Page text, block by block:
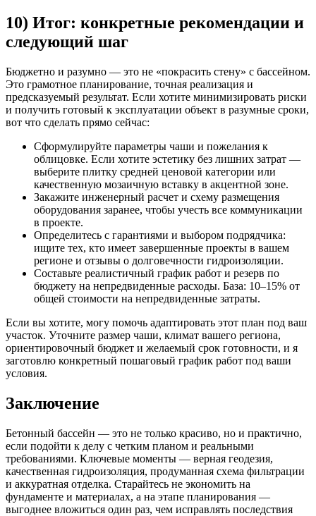
10) Итог: конкретные рекомендации и
следующий шаг
Бюджетно и разумно — это не «покрасить стену» с бассейном.
Это грамотное планирование, точная реализация и
предсказуемый результат. Если хотите минимизировать риски
и получить готовый к эксплуатации объект в разумные сроки,
вот что сделать прямо сейчас:
Сформулируйте параметры чаши и пожелания к
облицовке. Если хотите эстетику без лишних затрат —
выберите плитку средней ценовой категории или
качественную мозаичную вставку в акцентной зоне.
Закажите инженерный расчет и схему размещения
оборудования заранее, чтобы учесть все коммуникации
в проекте.
Определитесь с гарантиями и выбором подрядчика:
ищите тех, кто имеет завершенные проекты в вашем
регионе и отзывы о долговечности гидроизоляции.
Составьте реалистичный график работ и резерв по
бюджету на непредвиденные расходы. База: 10–15% от
общей стоимости на непредвиденные затраты.
Если вы хотите, могу помочь адаптировать этот план под ваш
участок. Уточните размер чаши, климат вашего региона,
ориентировочный бюджет и желаемый срок готовности, и я
заготовлю конкретный пошаговый график работ под ваши
условия.
Заключение
Бетонный бассейн — это не только красиво, но и практично,
если подойти к делу с четким планом и реальными
требованиями. Ключевые моменты — верная геодезия,
качественная гидроизоляция, продуманная схема фильтрации
и аккуратная отделка. Старайтесь не экономить на
фундаменте и материалах, а на этапе планирования —
выгоднее вложиться один раз, чем исправлять последствия